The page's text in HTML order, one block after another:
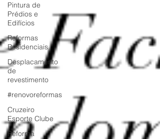
Pintura de
Prédios e
Edifícios
Reformas
Residenciais
Desplacamento
de
revestimento
#renovoreformas
Cruzeiro
Esporte Clube
Reforma